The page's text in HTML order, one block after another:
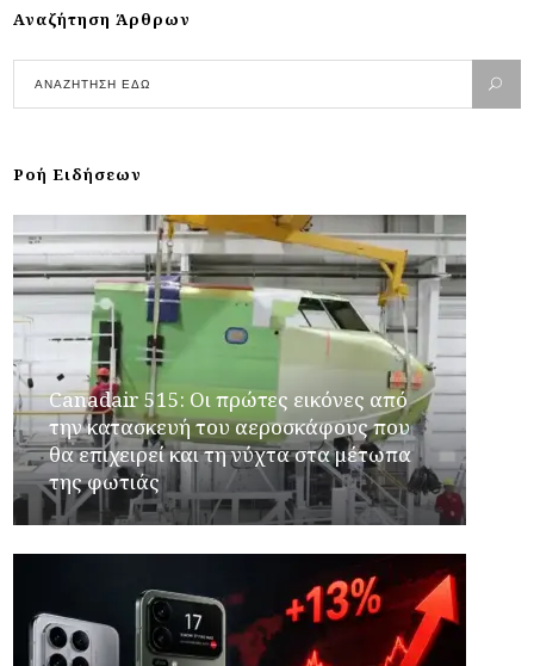
Αναζήτηση Άρθρων
Ροή Ειδήσεων
Canadair 515: Οι πρώτες εικόνες από
την κατασκευή του αεροσκάφους που
θα επιχειρεί και τη νύχτα στα μέτωπα
της φωτιάς